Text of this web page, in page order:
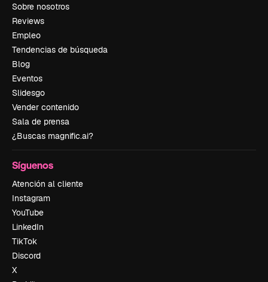
Sobre nosotros
Reviews
Empleo
Tendencias de búsqueda
Blog
Eventos
Slidesgo
Vender contenido
Sala de prensa
¿Buscas magnific.ai?
Síguenos
Atención al cliente
Instagram
YouTube
LinkedIn
TikTok
Discord
X